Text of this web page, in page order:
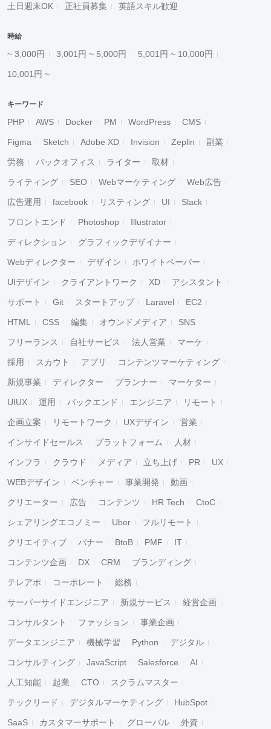
土日週末OK 正社員募集 英語スキル歓迎
時給
~ 3,000円 3,001円 ~ 5,000円 5,001円 ~ 10,000円
10,001円 ~
キーワード
PHP AWS Docker PM WordPress CMS
Figma Sketch Adobe XD Invision Zeplin 副業
労務 バックオフィス ライター 取材
ライティング SEO Webマーケティング Web広告
広告運用 facebook リスティング UI Slack
フロントエンド Photoshop Illustrator
ディレクション グラフィックデザイナー
Webディレクター デザイン ホワイトペーパー
UIデザイン クライアントワーク XD アシスタント
サポート Git スタートアップ Laravel EC2
HTML CSS 編集 オウンドメディア SNS
フリーランス 自社サービス 法人営業 マーケ
採用 スカウト アプリ コンテンツマーケティング
新規事業 ディレクター プランナー マーケター
UIUX 運用 バックエンド エンジニア リモート
企画立案 リモートワーク UXデザイン 営業
インサイドセールス プラットフォーム 人材
インフラ クラウド メディア 立ち上げ PR UX
WEBデザイン ベンチャー 事業開発 動画
クリエーター 広告 コンテンツ HR Tech CtoC
シェアリングエコノミー Uber フルリモート
クリエイティブ バナー BtoB PMF IT
コンテンツ企画 DX CRM ブランディング
テレアポ コーポレート 総務
サーバーサイドエンジニア 新規サービス 経営企画
コンサルタント ファッション 事業企画
データエンジニア 機械学習 Python デジタル
コンサルティング JavaScript Salesforce AI
人工知能 起業 CTO スクラムマスター
テックリード デジタルマーケティング HubSpot
SaaS カスタマーサポート グローバル 外資